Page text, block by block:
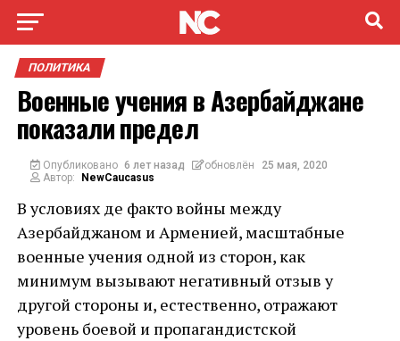
ПОЛИТИКА
Военные учения в Азербайджане
показали предел
Опубликовано 6 лет назад обновлён
25 мая, 2020
Автор:
NewCaucasus
В условиях де факто войны между
Азербайджаном и Арменией, масштабные
военные учения одной из сторон, как
минимум вызывают негативный отзыв у
другой стороны и, естественно, отражают
уровень боевой и пропагандистской